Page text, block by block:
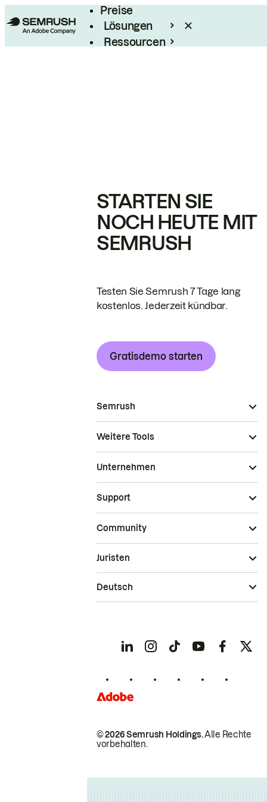
Preise
Lösungen
Ressourcen
STARTEN SIE
NOCH HEUTE MIT
SEMRUSH
Testen Sie Semrush 7 Tage lang
kostenlos. Jederzeit kündbar.
Gratisdemo starten
Semrush
Weitere Tools
Unternehmen
Support
Community
© 2026 Semrush Holdings.Alle Rechte
vorbehalten.
Juristen
Deutsch